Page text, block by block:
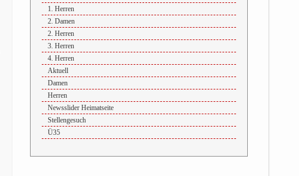
1. Herren
2. Damen
2. Herren
3. Herren
4. Herren
Aktuell
Damen
Herren
Newsslider Heimatseite
Stellengesuch
Ü35